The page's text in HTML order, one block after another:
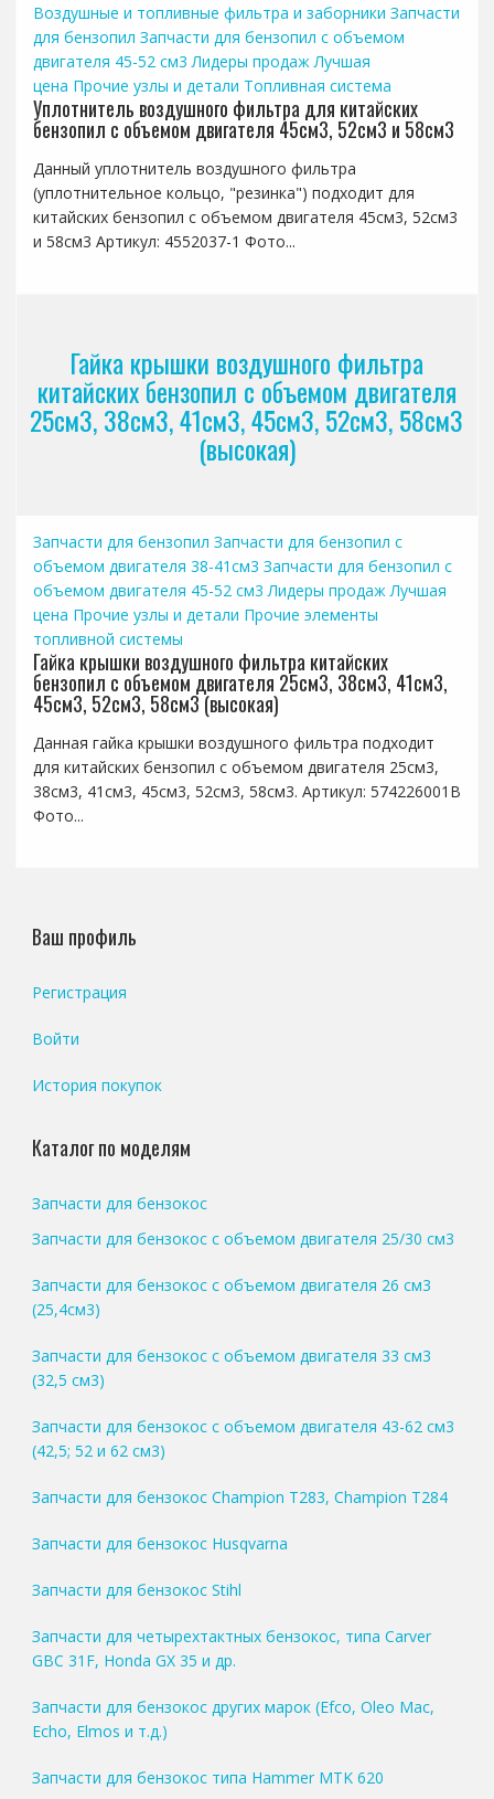
Воздушные и топливные фильтра и заборники Запчасти
для бензопил Запчасти для бензопил с объемом
двигателя 45-52 см3 Лидеры продаж Лучшая
цена Прочие узлы и детали Топливная система
Уплотнитель воздушного фильтра для китайских
бензопил с объемом двигателя 45см3, 52см3 и 58см3
Данный уплотнитель воздушного фильтра
(уплотнительное кольцо, "резинка") подходит для
китайских бензопил с объемом двигателя 45см3, 52см3
и 58см3 Артикул: 4552037-1 Фото...
Гайка крышки воздушного фильтра
китайских бензопил с объемом двигателя
25см3, 38см3, 41см3, 45см3, 52см3, 58см3
(высокая)
Запчасти для бензопил Запчасти для бензопил с
объемом двигателя 38-41см3 Запчасти для бензопил с
объемом двигателя 45-52 см3 Лидеры продаж Лучшая
цена Прочие узлы и детали Прочие элементы
топливной системы
Гайка крышки воздушного фильтра китайских
бензопил с объемом двигателя 25см3, 38см3, 41см3,
45см3, 52см3, 58см3 (высокая)
Данная гайка крышки воздушного фильтра подходит
для китайских бензопил с объемом двигателя 25см3,
38см3, 41см3, 45см3, 52см3, 58см3. Артикул: 574226001B
Фото...
Ваш профиль
Регистрация
Войти
История покупок
Каталог по моделям
Запчасти для бензокос
Запчасти для бензокос с объемом двигателя 25/30 см3
Запчасти для бензокос с объемом двигателя 26 см3
(25,4см3)
Запчасти для бензокос с объемом двигателя 33 см3
(32,5 см3)
Запчасти для бензокос с объемом двигателя 43-62 см3
(42,5; 52 и 62 см3)
Запчасти для бензокос Champion T283, Champion T284
Запчасти для бензокос Husqvarna
Запчасти для бензокос Stihl
Запчасти для четырехтактных бензокос, типа Carver
GBC 31F, Honda GX 35 и др.
Запчасти для бензокос других марок (Efco, Oleo Mac,
Echo, Elmos и т.д.)
Запчасти для бензокос типа Hammer MTK 620